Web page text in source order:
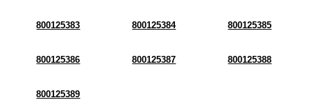
800125383 800125384 800125385
800125386 800125387 800125388
800125389